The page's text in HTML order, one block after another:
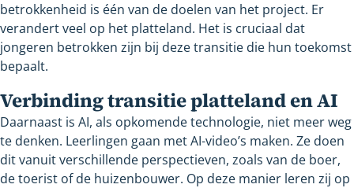
betrokkenheid is één van de doelen van het project. Er
verandert veel op het platteland. Het is cruciaal dat
jongeren betrokken zijn bij deze transitie die hun toekomst
bepaalt.
Verbinding transitie platteland en AI
Daarnaast is AI, als opkomende technologie, niet meer weg
te denken. Leerlingen gaan met AI-video’s maken. Ze doen
dit vanuit verschillende perspectieven, zoals van de boer,
de toerist of de huizenbouwer. Op deze manier leren zij op